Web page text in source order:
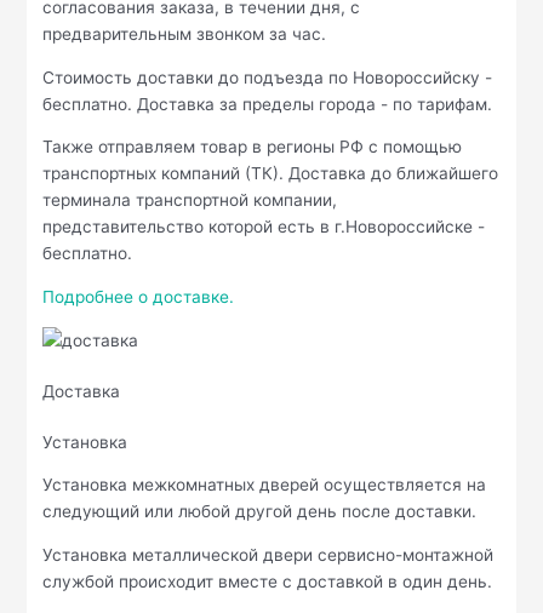
согласования заказа, в течении дня, с
предварительным звонком за час.
Стоимость доставки до подъезда по Новороссийску -
бесплатно. Доставка за пределы города - по тарифам.
Также отправляем товар в регионы РФ с помощью
транспортных компаний (ТК). Доставка до ближайшего
терминала транспортной компании,
представительство которой есть в г.Новороссийске -
бесплатно.
Подробнее о доставке.
Доставка
Установка
Установка межкомнатных дверей осуществляется на
следующий или любой другой день после доставки.
Установка металлической двери сервисно-монтажной
службой происходит вместе с доставкой в один день.